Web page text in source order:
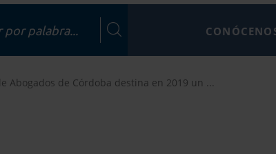
Abogados de Córdoba destina en 2019 un ...